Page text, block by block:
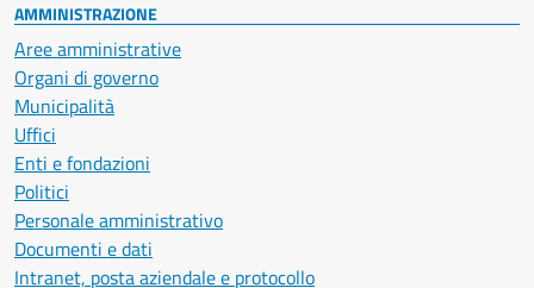
AMMINISTRAZIONE
Aree amministrative
Organi di governo
Municipalità
Uffici
Enti e fondazioni
Politici
Personale amministrativo
Documenti e dati
Intranet, posta aziendale e protocollo